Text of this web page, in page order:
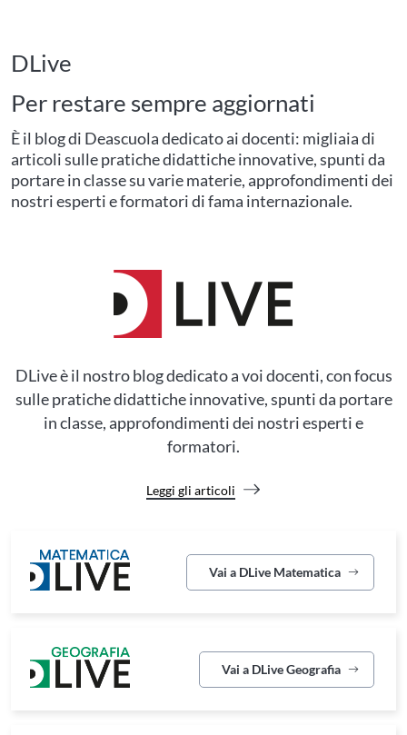
DLive
Per restare sempre aggiornati
È il blog di Deascuola dedicato ai docenti: migliaia di
articoli sulle pratiche didattiche innovative, spunti da
portare in classe su varie materie, approfondimenti dei
nostri esperti e formatori di fama internazionale.
DLive è il nostro blog dedicato a voi docenti, con focus
sulle pratiche didattiche innovative, spunti da portare
in classe, approfondimenti dei nostri esperti e
formatori.
Leggi gli articoli
Vai a DLive Matematica
Vai a DLive Geografia